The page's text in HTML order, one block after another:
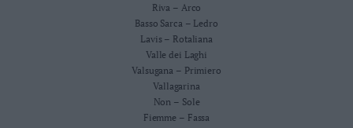
Riva – Arco
Basso Sarca – Ledro
Lavis – Rotaliana
Valle dei Laghi
Valsugana – Primiero
Vallagarina
Non – Sole
Fiemme – Fassa